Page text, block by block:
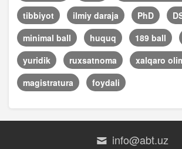
tibbiyot
ilmiy daraja PhD
minimal ball
huquq 189 ball
yuridik
ruxsatnoma
xalqaro
magistratura
foydali
info@abt.uz